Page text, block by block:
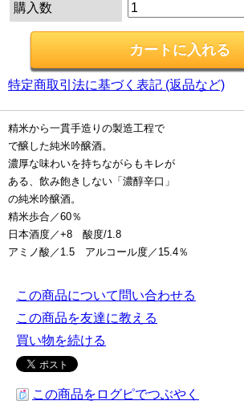
購入数
特定商取引法に基づく表記 (返品など)
精米から一貫手造りの製造工程で
で醸した純米吟醸酒。
濃厚な味わいを持ちながらもキレが
ある、飲み飽きしない「濃醇辛口」
の純米吟醸酒。
精米歩合／60％
日本酒度／+8 酸度/1.8
アミノ酸／1.5 アルコール度／15.4％
この商品について問い合わせる
この商品を友達に教える
買い物を続ける
この商品をログピでつぶやく